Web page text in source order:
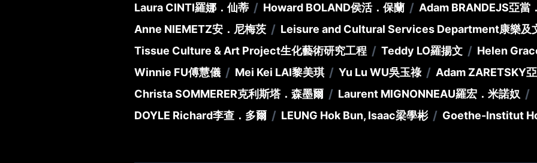
Laura CINTI羅娜．仙蒂 / Howard BOLAND侯活．保蘭 / Adam BRANDEJS亞當
Anne NIEMETZ安．尼梅茨 / Leisure and Cultural Services Department康樂及
Tissue Culture & Art Project生化藝術研究工程 / Teddy LO羅揚文 / Helen
Winnie FU傅慧儀 / Mei Kei LAI黎美琪 / Yu Lu WU吳玉祿 / Adam ZARETSKY
Christa SOMMERER克利斯塔．森墨爾 / Laurent MIGNONNEAU羅宏．米諾奴 /
DOYLE Richard李查．多爾 / LEUNG Hok Bun, Isaac梁學彬 / Goethe-Institut